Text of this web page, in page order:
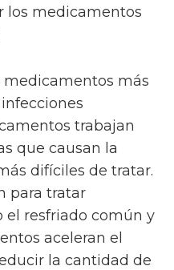
los medicamentos
medicamentos más
trabajan
que causan la
difíciles de tratar.
para tratar
el resfriado común y
aceleran el
la cantidad de